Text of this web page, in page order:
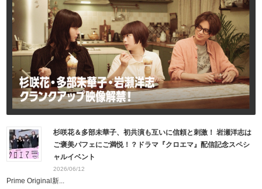
杉咲花＆多部未華子、初共演も互いに信頼と刺激！ 岩瀬洋志は
ご褒美パフェにご満悦！？ドラマ『クロエマ』配信記念スペシ
ャルイベント
2026/06/12
Prime Original新...